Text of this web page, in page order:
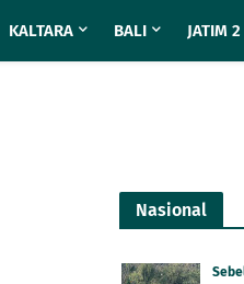
KALTARA BALI JATIM 2
Nasional